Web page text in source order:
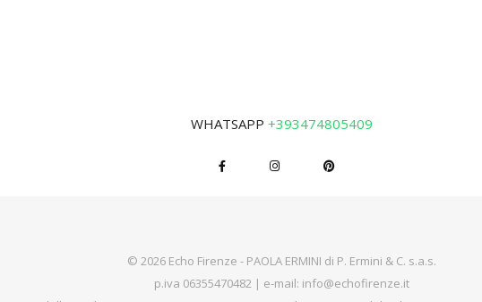
WHATSAPP +393474805409
© 2026 Echo Firenze - PAOLA ERMINI di P. Ermini & C. s.a.s.
p.iva 06355470482 | e-mail: info@echofirenze.it